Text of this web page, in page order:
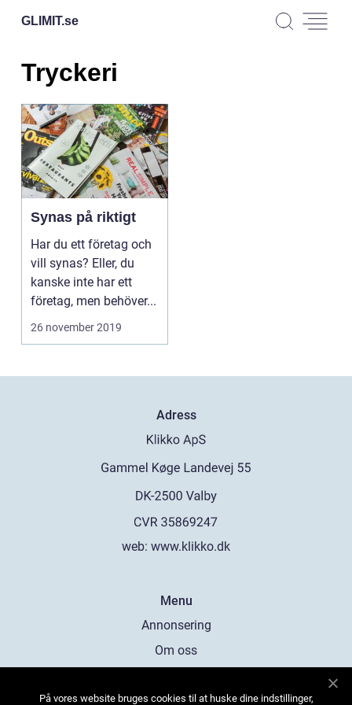
GLIMIT.se
Tryckeri
Synas på riktigt
Har du ett företag och
vill synas? Eller, du
kanske inte har ett
företag, men behöver...
26 november 2019
Adress
web: www.klikko.dk
Menu
Annonsering
Om oss
Kontakta oss
På vores website bruges cookies til at huske dine indstillinger,